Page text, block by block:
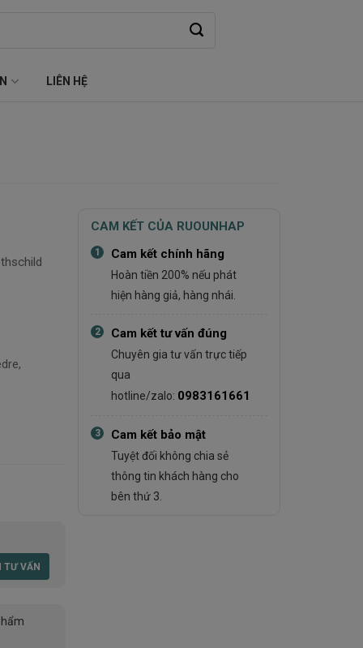
LIÊN HỆ
CAM KẾT CỦA RUOUNHAP
1 Cam kết chính hãng
Hoàn tiền 200% nếu phát
hiện hàng giả, hàng nhái.
2 Cam kết tư vấn đúng
Chuyên gia tư vấn trực tiếp
qua
hotline/zalo: 0983161661
3 Cam kết bảo mật
Tuyệt đối không chia sẻ
thông tin khách hàng cho
bên thứ 3.